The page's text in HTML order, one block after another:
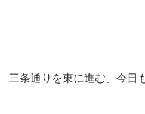
三条通りを東に進む。今日